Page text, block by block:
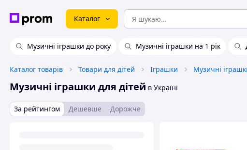
Каталог
Музичні іграшки до року Музичні іграшки на 1 рік
Каталог товарів Товари для дітей Іграшки Музичні
Музичні іграшки для дітей в Україні
За рейтингом Дешевше Дорожче